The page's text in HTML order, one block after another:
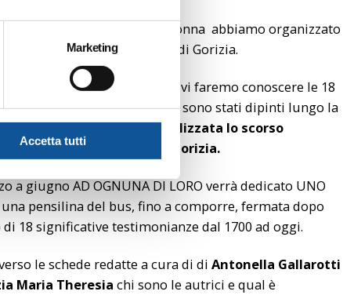
Marketing
Accetta tutti
Internazionale della Donna abbiamo organizzato
nella cultura della città di Gorizia.
settimana dopo settimana vi faremo conoscere le 18
saggiste i cui nomi sono stati dipinti lungo la
SEBASTIANO SOTGIA, realizzata lo scorso
in via del San Michele a Gorizia.
a giugno AD OGNUNA DI LORO verrà dedicato UNO
una pensilina del bus, fino a comporre, fermata dopo
18 significative testimonianze dal 1700 ad oggi.
le schede redatte a cura di di Antonella Gallarotti
Maria Theresia chi sono le autrici e qual è